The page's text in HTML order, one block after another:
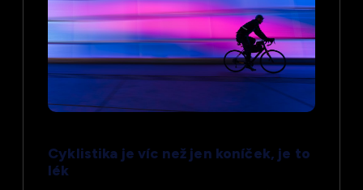
Cyklistika je víc než jen koníček, je to
lék